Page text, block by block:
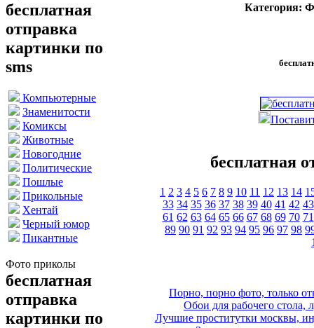
бесплатная
отправка
картинки по
sms
Компьютерные
Знаменитости
Комиксы
Животные
Новогодние
Политические
Пошлые
Прикольные
Хентай
Черный юмор
Пикантные
Фото приколы
бесплатная
отправка
картинки по
Категория:
бесплатная
1 2 3 4 5 6 7 8 9 10 11 12 13 14
33 34 35 36 37 38 39 40 41 42 43
61 62 63 64 65 66 67 68 69 70 71
89 90 91 92 93 94 95 96 97 98
Порно, порно фото, только
Обои для рабочего стола,
Лучшие проститутки москвы,